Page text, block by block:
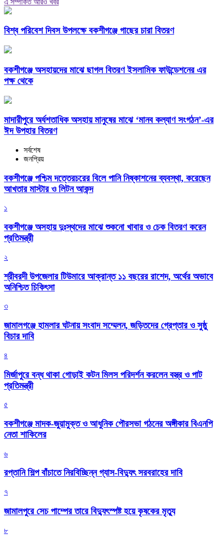
বিশ্ব পরিবেশ দিবস উপলক্ষে বকশীগঞ্জে গাছের চারা বিতরণ
বকশীগঞ্জে অসহায়দের মাঝে ছাগল বিতরণ ইসলামিক ফাউন্ডেশনের এর
পক্ষ থেকে
মাদারীপুরে অর্ধশতাধিক অসহায় মানুষের মাঝে ‘মানব কল্যাণ সংগঠন’-এর
ঈদ উপহার বিতরণ
সর্বশেষ
জনপ্রিয়
বকশীগঞ্জে পশ্চিম দত্তেরচরের বিলে পানি নিষ্কাশনের ব্যবস্থা, করেছেন
আখতার মাস্টার ও লিটন আকন্দ
১
বকশীগঞ্জে অসহায় দুঃস্থদের মাঝে শুকনো খাবার ও চেক বিতরণ করেন
প্রতিমন্ত্রী
২
শ্রীবরদী উপজেলার টিউমারে আক্রান্ত ১১ বছরের রাশেদ, অর্থের অভাবে
অনিশ্চিত চিকিৎসা
৩
জামালগঞ্জে হামলার ঘটনায় সংবাদ সম্মেলন, জড়িতদের গ্রেপ্তার ও সুষ্ঠু
বিচার দাবি
৪
মির্জাপুরে বন্ধ থাকা গোড়াই কটন মিলস পরিদর্শন করলেন বস্ত্র ও পাট
প্রতিমন্ত্রী
৫
বকশীগঞ্জে মাদক-জুয়ামুক্ত ও আধুনিক পৌরসভা গঠনের অঙ্গীকার বিএনপি
নেতা শাকিলের
৬
রপ্তানি শিল্প বাঁচাতে নিরবিচ্ছিন্ন গ্যাস-বিদ্যুৎ সরবরাহের দাবি
৭
জামালপুরে সেচ পাম্পের তারে বিদ্যুৎস্পষ্ট হয়ে কৃষকের মৃত্যু
৮